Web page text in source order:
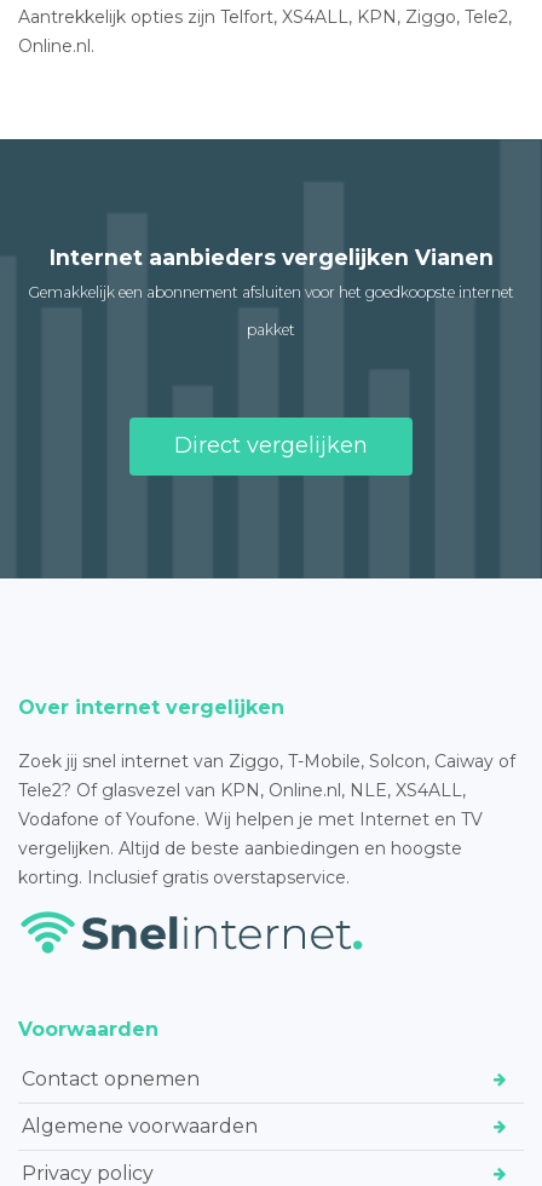
Aantrekkelijk opties zijn Telfort, XS4ALL, KPN, Ziggo, Tele2,
Online.nl.
Internet aanbieders vergelijken Vianen
Gemakkelijk een abonnement afsluiten voor het goedkoopste internet
pakket
Direct vergelijken
Over internet vergelijken
Zoek jij snel internet van Ziggo, T-Mobile, Solcon, Caiway of
Tele2? Of glasvezel van KPN, Online.nl, NLE, XS4ALL,
Vodafone of Youfone. Wij helpen je met Internet en TV
vergelijken. Altijd de beste aanbiedingen en hoogste
korting. Inclusief gratis overstapservice.
Voorwaarden
Contact opnemen
Algemene voorwaarden
Privacy policy